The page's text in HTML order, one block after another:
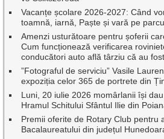
Vacanțe școlare 2026-2027: Când
toamnă, iarnă, Paște și vară pe
Amenzi usturătoare pentru șoferii
Cum funcționează verificarea
conducători auto află târziu că au
”Fotograful de serviciu” Vasile
expoziția celor 365 de portrete din
Luni, 20 iulie 2026 momârlanii își
Hramul Schitului Sfântul Ilie din
Premii oferite de Rotary Club pentru
Bacalaureatului din județul